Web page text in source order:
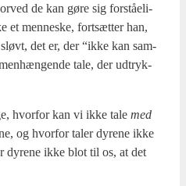
de kan gøre sig for­stå­e­li­
et men­ne­ske, fort­sæt­ter han,
det er, der “ikke kan sam­
tale, der udtryk­
hvor­for kan vi ikke tale med
og hvor­for taler dyre­ne ikke
dyre­ne ikke blot til os, at det